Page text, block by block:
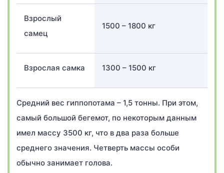
Взрослый
самец
1500 – 1800 кг
Взрослая самка 1300 – 1500 кг
Средний вес гиппопотама – 1,5 тонны. При этом,
самый большой бегемот, по некоторым данным
имел массу 3500 кг, что в два раза больше
среднего значения. Четверть массы особи
обычно занимает голова.